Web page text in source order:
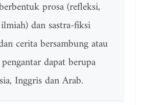
prosa (refleksi,
dan sastra-fiksi
cerita bersambung atau
dapat berupa
Inggris dan Arab.